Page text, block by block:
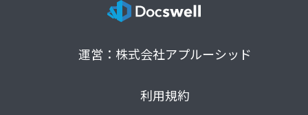
運営：株式会社アプルーシッド
利用規約